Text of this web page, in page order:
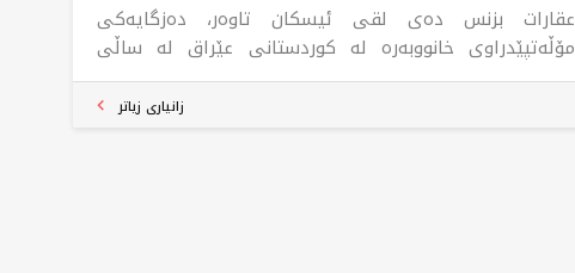
عقارات بزنس دەی لقی ئیسکان تاوەر، دەزگایەکی
مۆڵەتپێدراوی خانووبەرە لە کوردستانی عێراق لە ساڵی
2006ەوە خاوەنی 24 لقە لە شاری هەولێر، بۆ کڕین و
فرۆشتن و کرێ و بەکرێدانی موڵک لە سەرجەم پڕۆژەکانی
زانیاری زیاتر